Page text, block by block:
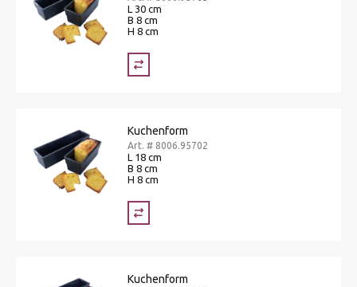
L 30 cm
B 8 cm
H 8 cm
Kuchenform
Art. # 8006.95702
L 18 cm
B 8 cm
H 8 cm
Kuchenform